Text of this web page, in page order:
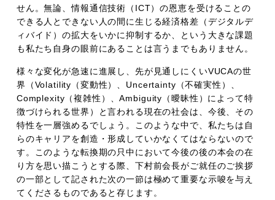
せん。無論、情報通信技術（ICT）の恩恵を受けることの
できる人とできない人の間に生じる経済格差（デジタルデ
ィバイド）の拡大をいかに抑制するか、という大きな課題
も私たち自身の眼前にあることは言うまでもありません。
様々な変化が急速に進展し、先が見通しにくいVUCAの世
界（Volatility（変動性）、Uncertainty（不確実性）、
Complexity（複雑性）、Ambiguity（曖昧性）によって特
徴づけられる世界）と言われる現在の社会は、今後、その
特性を一層強めるでしょう。このような中で、私たちは自
らのキャリアを創造・形成していかなくてはならないので
す。このような転換期の只中において今後の後の本会の在
り方を思い描こうとする際、下村前会長がご就任のご挨拶
の一部として記された次の一節は極めて重要な示唆を与え
てくださるものであると存じます。